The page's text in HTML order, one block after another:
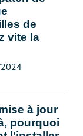
de
vite la
à jour
pourquoi